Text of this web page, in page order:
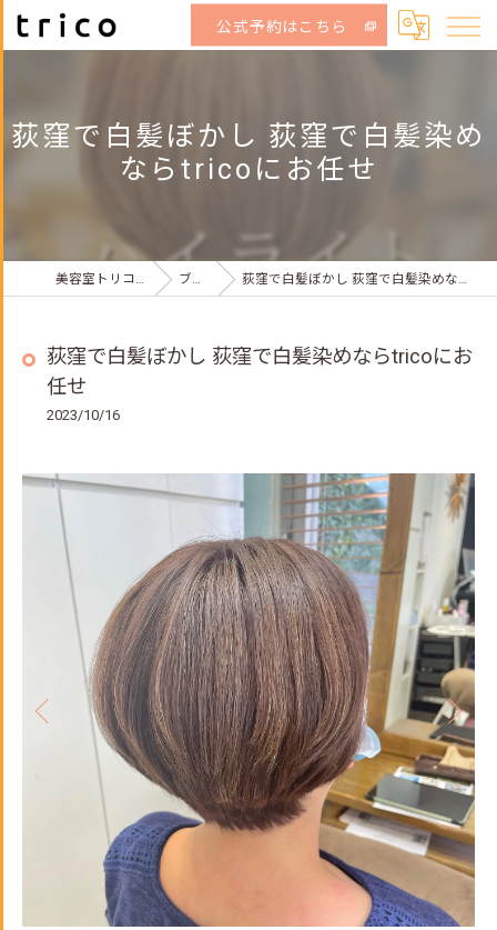
公式予約はこちら
荻窪で白髪ぼかし 荻窪で白髪染め
ならtricoにお任せ
美容室トリコ荻窪店 ブログ 荻窪で白髪ぼかし 荻窪で白髪染めならtricoにお任せ
荻窪で白髪ぼかし 荻窪で白髪染めならtricoにお
任せ
2023/10/16